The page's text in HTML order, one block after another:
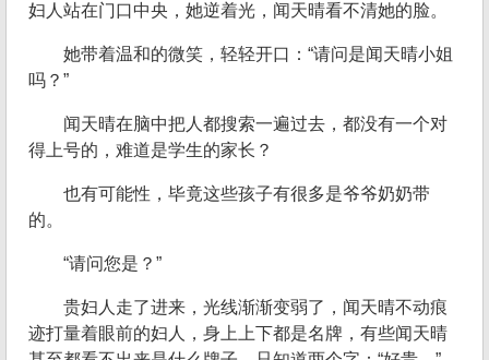
妇人站在门口中央，她逆着光，闻天晴看不清她的脸。
她带着温和的微笑，轻轻开口：“请问是闻天晴小姐
吗？”
闻天晴在脑中把人都搜索一遍过去，都没有一个对
得上号的，难道是学生的家长？
也有可能性，毕竟这些孩子有很多是爷爷奶奶带
的。
“请问您是？”
贵妇人走了进来，光线渐渐变弱了，闻天晴不动痕
迹打量着眼前的妇人，身上上下都是名牌，有些闻天晴